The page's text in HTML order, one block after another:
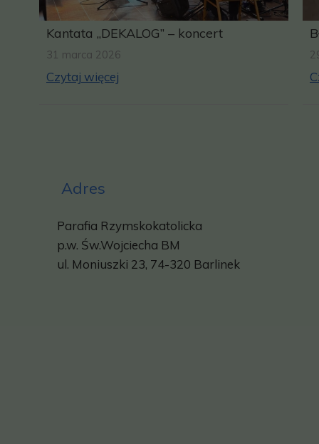
Kantata „DEKALOG” – koncert
31 marca 2026
Czytaj więcej
Adres
Parafia Rzymskokatolicka
p.w. Św.Wojciecha BM
ul. Moniuszki 23, 74-320 Barlinek